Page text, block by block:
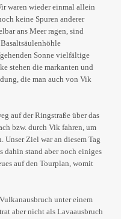
waren wieder einmal allein
keine Spuren anderer
ans Meer ragen, sind
Sonne vielfältige
stehen die markanten und
die man auch von Vik
auf der Ringstraße über das
bzw. durch Vik fahren, um
Unser Ziel war an diesem Tag
dahin stand aber noch einiges
auf den Tourplan, womit
unter einem
aber nicht als Lavaausbruch